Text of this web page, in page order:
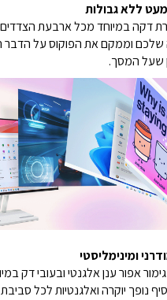
ללא גבולות
דקה במיוחד מכל ארבעת
וממקם את הפוקוס על הדבר
שעל המסך.
ומינימליסטי
נופך יוקרה ואלגנטיות לכל